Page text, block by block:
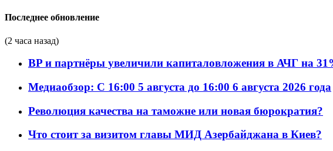
Последнее обновление
(2 часа назад)
BP и партнёры увеличили капиталовложения в АЧГ на
Медиаобзор: С 16:00 5 августа до 16:00 6 августа 2026 года
Революция качества на таможне или новая бюрократия?
Что стоит за визитом главы МИД Азербайджана в Киев?